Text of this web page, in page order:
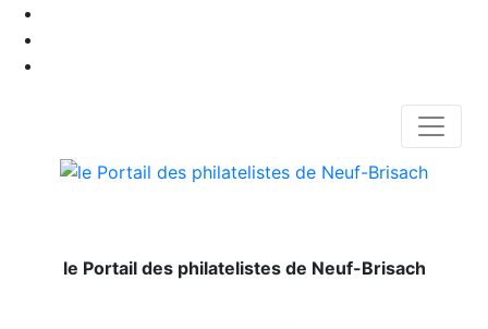
le Portail des philatelistes de Neuf-Brisach